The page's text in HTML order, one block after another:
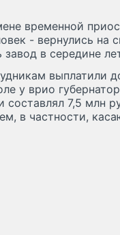
временной
- вернулись на
в середине
выплатили
у врио
7,5 млн
в частности,